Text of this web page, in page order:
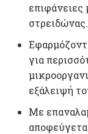
επιφάνειες
στρειδώνας.
για
εξάλειψή
Με